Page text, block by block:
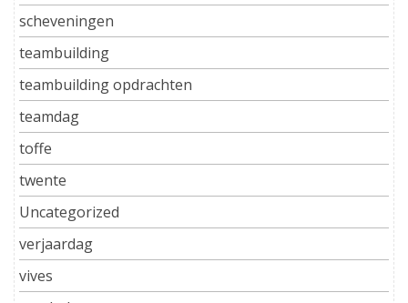
scheveningen
teambuilding
teambuilding opdrachten
teamdag
toffe
twente
Uncategorized
verjaardag
vives